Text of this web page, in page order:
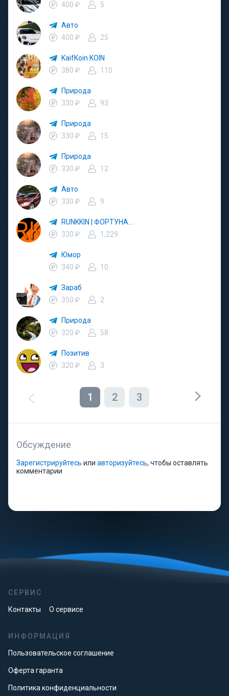
400 ₽
5
Авто
400 ₽
25
KaifKoin KOIN
380 ₽
110
Природа
330 ₽
93
Природа
330 ₽
15
Природа
330 ₽
12
Авто
330 ₽
9
330 ₽
1,229
Юмор
340 ₽
10
Зараб
350 ₽
2
Природа
320 ₽
58
Позитив
320 ₽
3
1 2 3
Обсуждение
Зарегистрируйтесь или авторизуйтесь, чтобы оставлять
комментарии
СЕРВИС
Контакты О сервисе
ИНФОРМАЦИЯ
Пользовательское соглашение
Оферта гаранта
Политика конфиденциальности